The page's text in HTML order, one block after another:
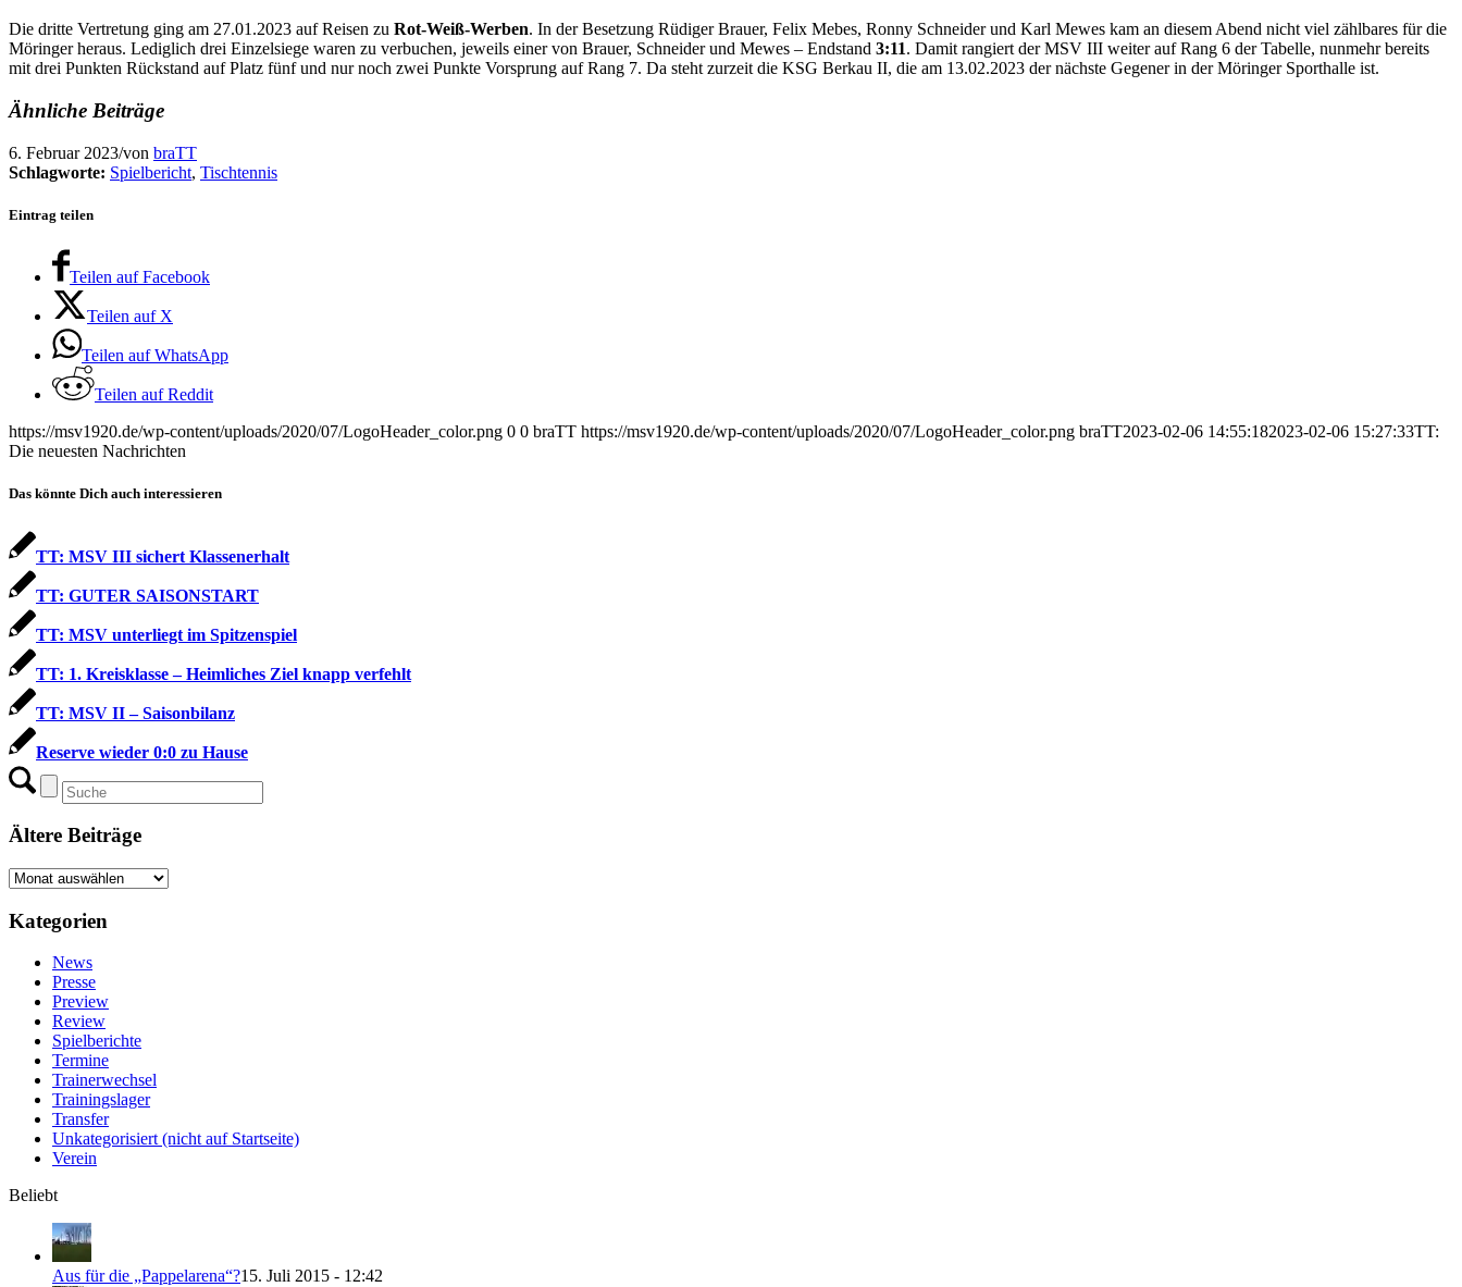
Die dritte Vertretung ging am 27.01.2023 auf Reisen zu Rot-Weiß-Werben. In der Besetzung Rüdiger Brauer, Felix Mebes, Ronny Schneider und Karl Mewes kam an diesem Abend nicht viel zählbares für die
Möringer heraus. Lediglich drei Einzelsiege waren zu verbuchen, jeweils einer von Brauer, Schneider und Mewes – Endstand 3:11. Damit rangiert der MSV III weiter auf Rang 6 der Tabelle, nunmehr bereits
mit drei Punkten Rückstand auf Platz fünf und nur noch zwei Punkte Vorsprung auf Rang 7. Da steht zurzeit die KSG Berkau II, die am 13.02.2023 der nächste Gegener in der Möringer Sporthalle ist.
Ähnliche Beiträge
6. Februar 2023/von braTT
Schlagworte: Spielbericht, Tischtennis
Eintrag teilen
Teilen auf Facebook
Teilen auf X
Teilen auf WhatsApp
Teilen auf Reddit
https://msv1920.de/wp-content/uploads/2020/07/LogoHeader_color.png 0 0 braTT https://msv1920.de/wp-content/uploads/2020/07/LogoHeader_color.png braTT2023-02-06 14:55:182023-02-06 15:27:33TT:
Die neuesten Nachrichten
Das könnte Dich auch interessieren
TT: MSV III sichert Klassenerhalt
TT: GUTER SAISONSTART
TT: MSV unterliegt im Spitzenspiel
TT: 1. Kreisklasse – Heimliches Ziel knapp verfehlt
TT: MSV II – Saisonbilanz
Reserve wieder 0:0 zu Hause
Ältere Beiträge
Ältere
Kategorien
News
Presse
Preview
Review
Spielberichte
Termine
Trainerwechsel
Trainingslager
Transfer
Unkategorisiert (nicht auf Startseite)
Verein
Beliebt
Aus für die „Pappelarena“?15. Juli 2015 - 12:42